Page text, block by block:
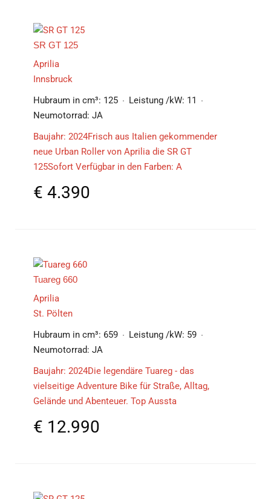
SR GT 125
Aprilia
Innsbruck
Hubraum in cm³: 125 Leistung /kW: 11
Neumotorrad: JA
Baujahr: 2024Frisch aus Italien gekommender
neue Urban Roller von Aprilia die SR GT
125Sofort Verfügbar in den Farben: A
€ 4.390
Tuareg 660
Aprilia
St. Pölten
Hubraum in cm³: 659 Leistung /kW: 59
Neumotorrad: JA
Baujahr: 2024Die legendäre Tuareg - das
vielseitige Adventure Bike für Straße, Alltag,
Gelände und Abenteuer. Top Aussta
€ 12.990